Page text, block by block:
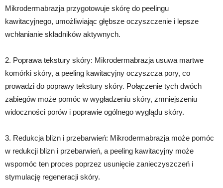
Mikrodermabrazja przygotowuje skórę do peelingu
kawitacyjnego, umożliwiając głębsze oczyszczenie i lepsze
wchłanianie składników aktywnych.
2. Poprawa tekstury skóry: Mikrodermabrazja usuwa martwe
komórki skóry, a peeling kawitacyjny oczyszcza pory, co
prowadzi do poprawy tekstury skóry. Połączenie tych dwóch
zabiegów może pomóc w wygładzeniu skóry, zmniejszeniu
widoczności porów i poprawie ogólnego wyglądu skóry.
3. Redukcja blizn i przebarwień: Mikrodermabrazja może pomóc
w redukcji blizn i przebarwień, a peeling kawitacyjny może
wspomóc ten proces poprzez usunięcie zanieczyszczeń i
stymulację regeneracji skóry.